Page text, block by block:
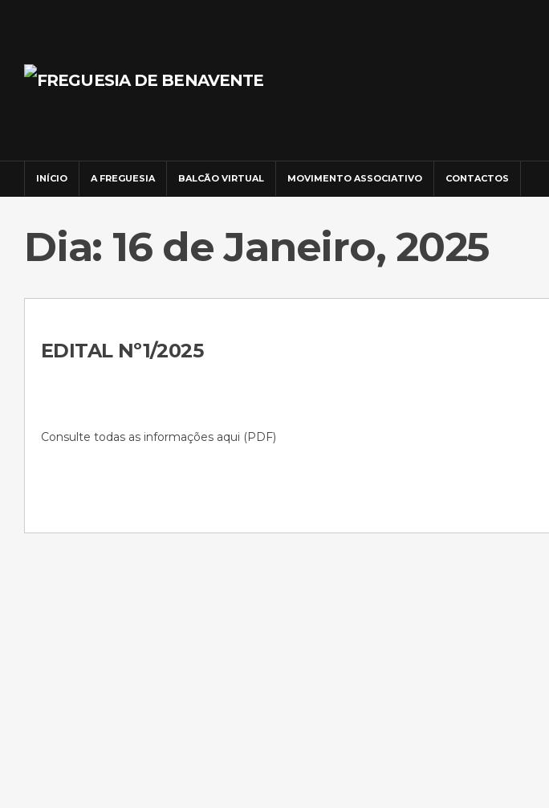
INÍCIO A FREGUESIA BALCÃO VIRTUAL MOVIMENTO ASSOCIATIVO CONTACTOS
Dia: 16 de Janeiro, 2025
EDITAL Nº1/2025
Consulte todas as informações aqui (PDF)